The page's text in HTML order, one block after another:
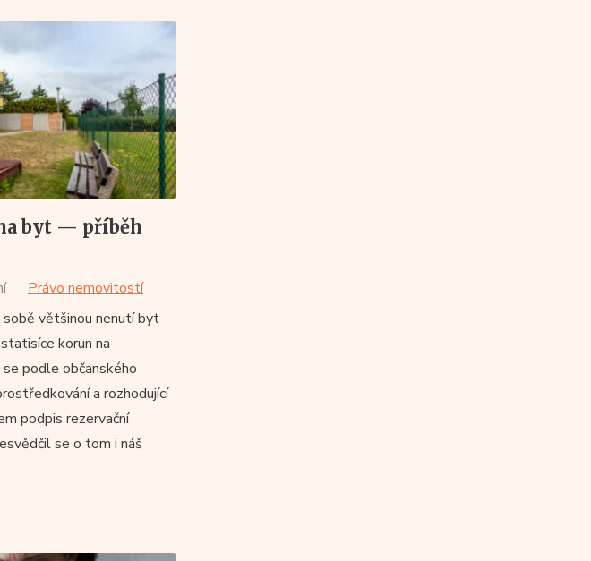
byt — příběh
Právo nemovitostí
sobě většinou nenutí byt
korun na
podle občanského
a rozhodující
podpis rezervační
se o tom i náš